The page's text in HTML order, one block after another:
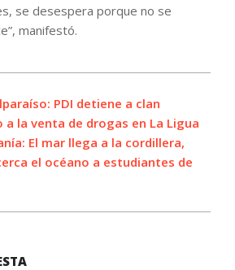
se desespera porque no se
manifestó.
PDI detiene a clan
la venta de drogas en La Ligua
El mar llega a la cordillera,
el océano a estudiantes de